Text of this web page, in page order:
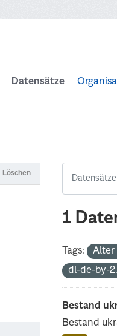
Datensätze
Löschen
1
Tags: Alter
dl-de-by-
Bestand
Bestand